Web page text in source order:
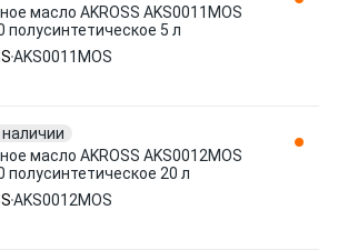
масло AKROSS AKS0011MOS
полусинтетическое 5 л
AKS0011MOS
наличии
масло AKROSS AKS0012MOS
полусинтетическое 20 л
AKS0012MOS